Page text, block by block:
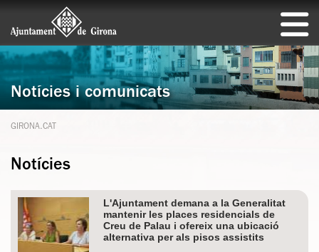
Notícies i comunicats
GIRONA.CAT
Notícies
L'Ajuntament demana a la Generalitat
mantenir les places residencials de
Creu de Palau i ofereix una ubicació
alternativa per als pisos assistits